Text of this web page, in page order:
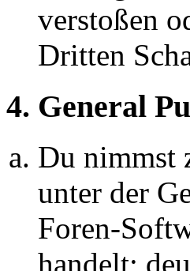
verstoßen
Dritten
4. General
Du nimmst
unter der
Foren-
handelt;